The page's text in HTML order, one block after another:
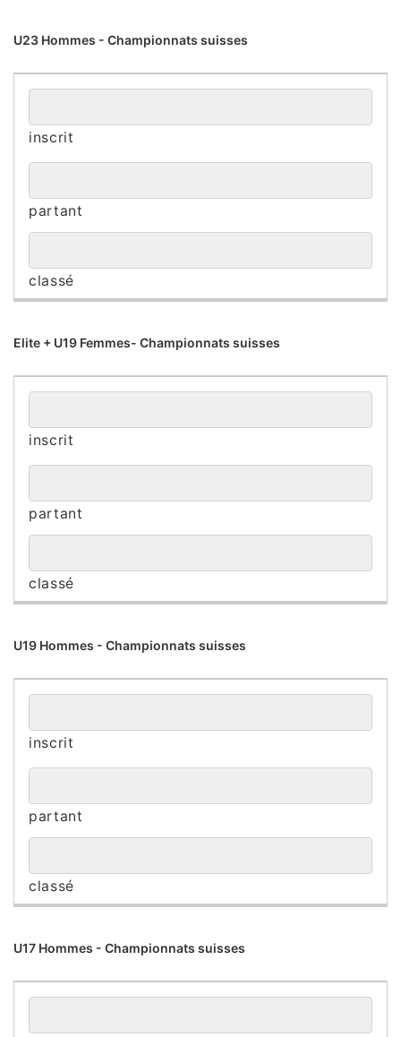
U23 Hommes - Championnats suisses
Elite + U19 Femmes- Championnats suisses
U19 Hommes - Championnats suisses
U17 Hommes - Championnats suisses